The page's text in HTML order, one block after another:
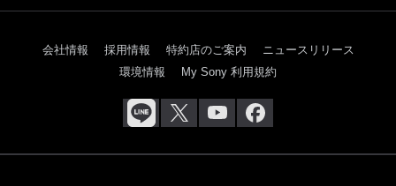
会社情報 採用情報 特約店のご案内
ニュースリリース
環境情報
My Sony 利用規約